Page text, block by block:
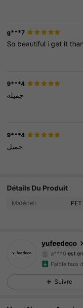
g***7
So beautiful iget it
9***4
جميله
9***4
جميل
Détails Du Produit
Matériel: PET
yufeedeco
134
4.90 134
4.90
Faible taux
Suivre